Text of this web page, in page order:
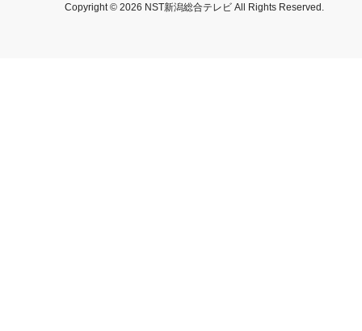
Copyright © 2026 NST新潟総合テレビ All Rights Reserved.